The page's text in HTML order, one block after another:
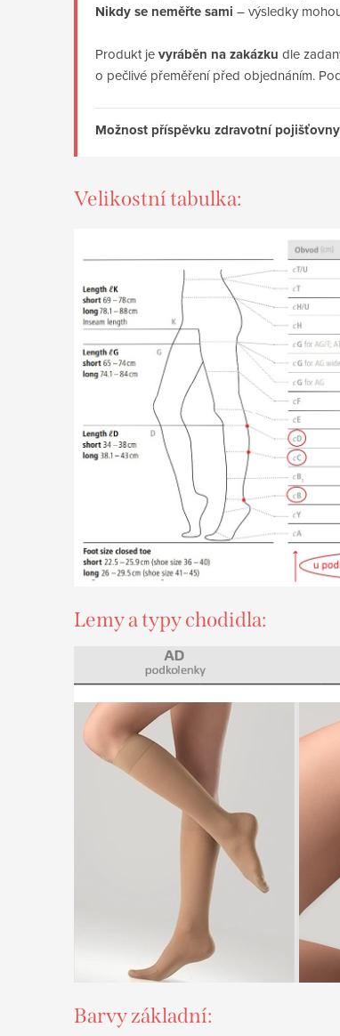
Nikdy se neměřte sami – výsledky
Produkt jevyráběn na zakázku dle
o pečlivé přeměření před objednáním.
Možnost příspěvku zdravotní
Velikostní tabulka:
Lemy a typy chodidla:
Barvy základní: